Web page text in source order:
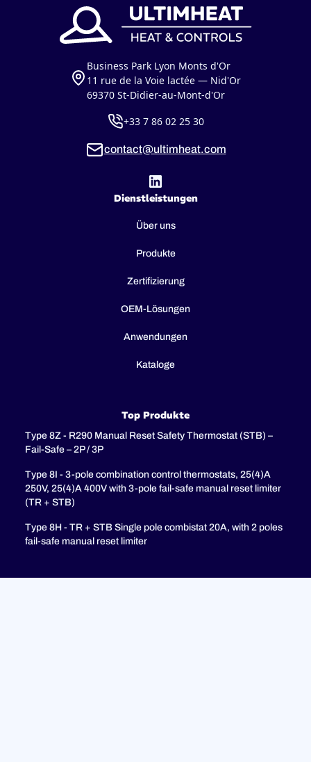
Business Park Lyon Monts d'Or
11 rue de la Voie lactée — Nid'Or
69370 St-Didier-au-Mont-d'Or
+33 7 86 02 25 30
contact@ultimheat.com
Dienstleistungen
Über uns
Produkte
Zertifizierung
OEM-Lösungen
Anwendungen
Kataloge
Top Produkte
Type 8Z - R290 Manual Reset Safety Thermostat (STB) –
Fail-Safe – 2P / 3P
Type 8I - 3-pole combination control thermostats, 25(4)A
250V, 25(4)A 400V with 3-pole fail-safe manual reset limiter
(TR + STB)
Type 8H - TR + STB Single pole combistat 20A, with 2 poles
fail-safe manual reset limiter